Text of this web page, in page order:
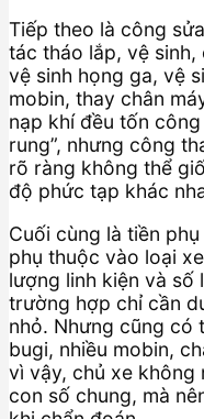
Tiếp theo là công
tác tháo lắp, vệ sinh,
vệ sinh họng ga, vệ
mobin, thay chân
nạp khí đều tốn
rung”, nhưng công
rõ ràng không thể
độ phức tạp khác
Cuối cùng là tiền
phụ thuộc vào loại
lượng linh kiện và số
trường hợp chỉ cần
nhỏ. Nhưng cũng có
bugi, nhiều mobin,
vì vậy, chủ xe không
con số chung, mà